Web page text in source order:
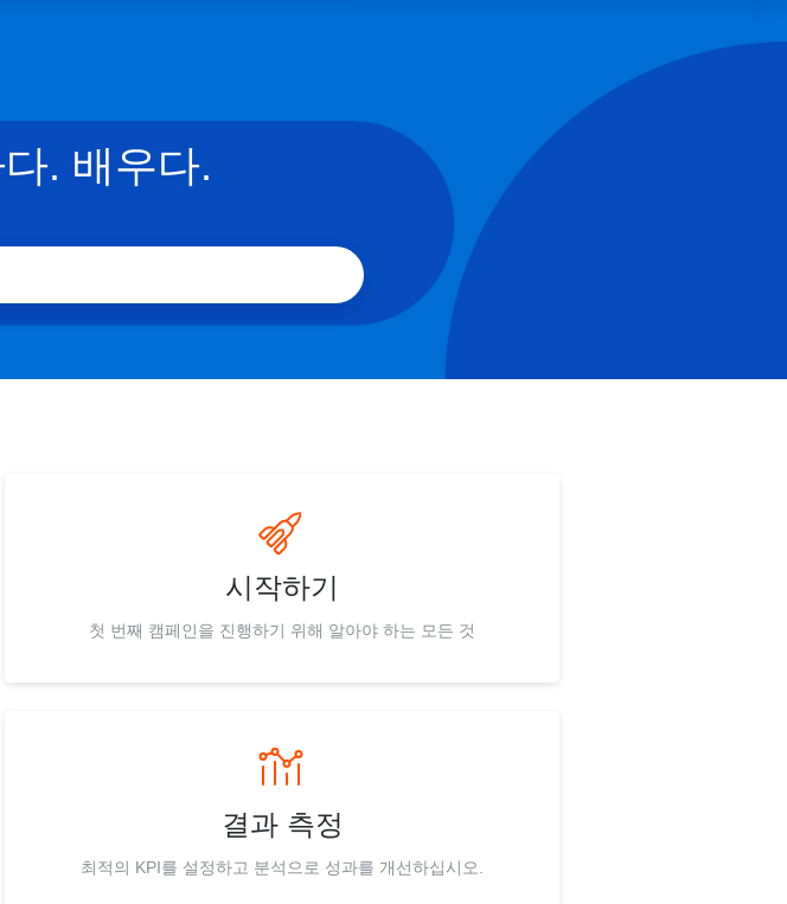
. 배우다.
시작하기
첫 번째 캠페인을 진행하기 위해 알아야 하는 모든 것
결과 측정
최적의 KPI를 설정하고 분석으로 성과를 개선하십시오.